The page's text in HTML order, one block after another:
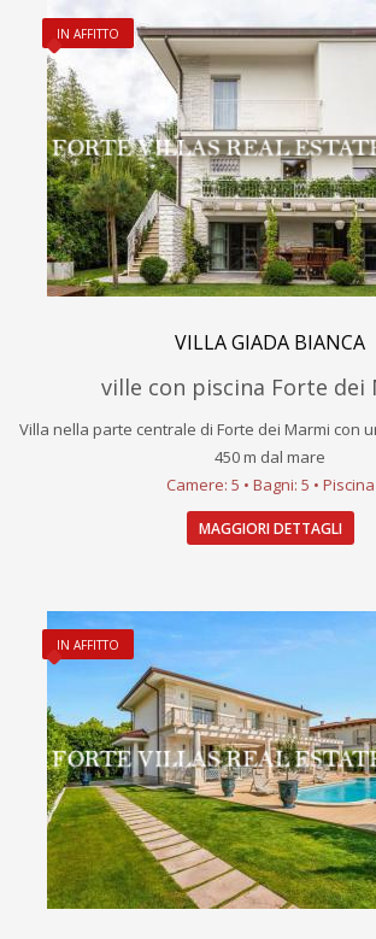
IN AFFITTO
VILLA GIADA BIANCA
ville con piscina Forte dei
Villa nella parte centrale di Forte dei Marmi con
450 m dal mare
Camere: 5 • Bagni: 5 • Piscina
MAGGIORI DETTAGLI
IN AFFITTO